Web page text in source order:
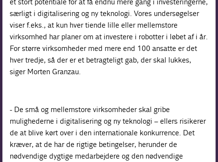
særligt i digitalisering og ny teknologi. Vores undersøgelser
viser f.eks., at kun hver tiende lille eller mellemstore
virksomhed har planer om at investere i robotter i løbet af i år.
For større virksomheder med mere end 100 ansatte er det
hver tredje, så der er et betragteligt gab, der skal lukkes,
siger Morten Granzau.
- De små og mellemstore virksomheder skal gribe
mulighederne i digitalisering og ny teknologi – ellers risikerer
de at blive kørt over i den internationale konkurrence. Det
kræver, at de har de rigtige betingelser, herunder de
nødvendige dygtige medarbejdere og den nødvendige